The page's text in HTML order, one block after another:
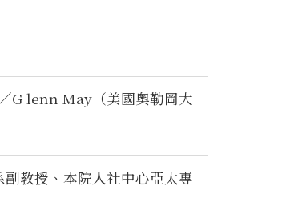
lenn May（美國奧勒岡大
教授、本院人社中心亞太專